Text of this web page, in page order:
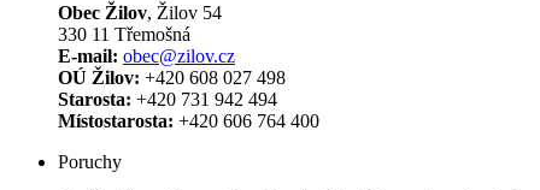
Obec Žilov, Žilov 54
330 11 Třemošná
E-mail: obec@zilov.cz
OÚ Žilov: +420 608 027 498
Starosta: +420 731 942 494
Místostarosta: +420 606 764 400
Poruchy